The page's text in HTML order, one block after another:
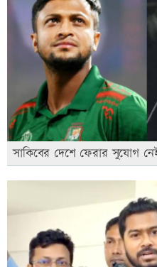
সাকিবের দেশে ফেরার সুযোগ নেই: